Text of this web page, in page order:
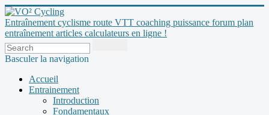
Entraînement cyclisme route VTT coaching puissance forum plan
entraînement articles calculateurs en ligne !
Basculer la navigation
Accueil
Entrainement
Introduction
Fondamentaux